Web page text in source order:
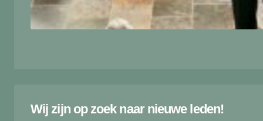
Wij zijn op zoek naar nieuwe leden!